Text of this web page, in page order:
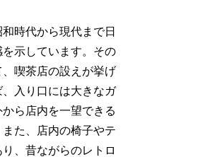
時代から現代まで日
示しています。その
喫茶店の設えが挙げ
入り口には大きなガ
ら店内を一望できる
た、店内の椅子やテ
、昔ながらのレトロ